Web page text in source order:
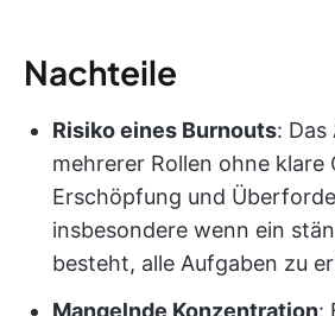
Nachteile
Risiko eines Burnouts: Das
mehrerer Rollen ohne klare
Erschöpfung und
insbesondere wenn ein
besteht, alle Aufgaben zu
Mangelnde Konzentration: